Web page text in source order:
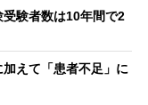
受験者数は10年間で2
加えて「患者不足」に